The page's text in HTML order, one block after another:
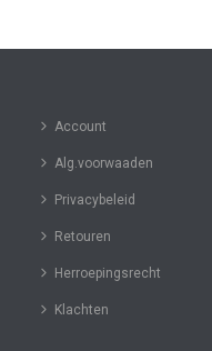
Account
Alg.voorwaaden
Privacybeleid
Retouren
Herroepingsrecht
Klachten